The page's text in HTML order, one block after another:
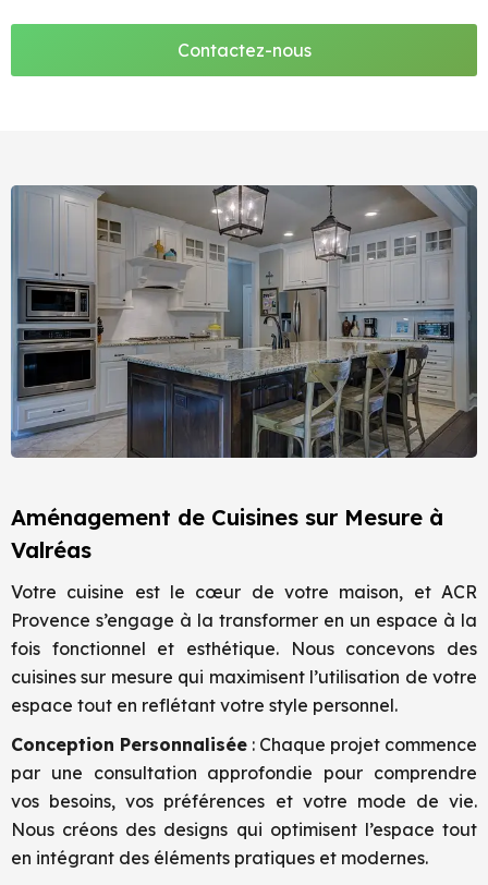
Contactez-nous
Aménagement de Cuisines sur Mesure à
Valréas
Votre cuisine est le cœur de votre maison, et ACR
Provence s’engage à la transformer en un espace à la
fois fonctionnel et esthétique. Nous concevons des
cuisines sur mesure qui maximisent l’utilisation de votre
espace tout en reflétant votre style personnel.
Conception Personnalisée : Chaque projet commence
par une consultation approfondie pour comprendre
vos besoins, vos préférences et votre mode de vie.
Nous créons des designs qui optimisent l’espace tout
en intégrant des éléments pratiques et modernes.